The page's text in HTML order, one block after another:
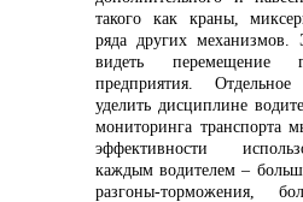
такого как краны,
ряда других механизмов.
видеть перемещение
предприятия.
уделить дисциплине
мониторинга транспорта
эффективности
каждым водителем –
разгоны-торможения,